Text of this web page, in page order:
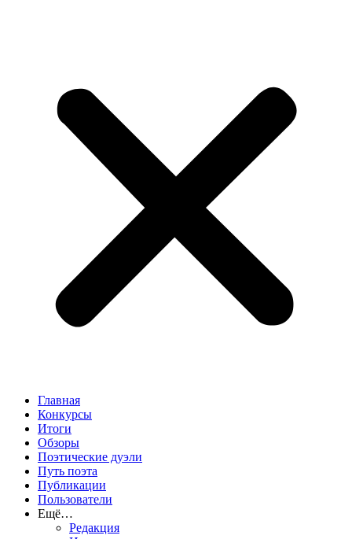
Главная
Конкурсы
Итоги
Обзоры
Поэтические дуэли
Путь поэта
Публикации
Пользователи
Ещё…
Редакция